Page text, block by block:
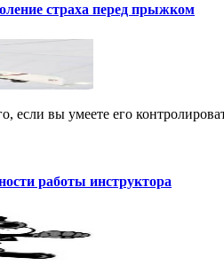
страха перед прыжком
если вы умеете его
работы инструктора